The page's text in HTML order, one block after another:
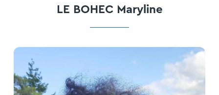
LE BOHEC Maryline